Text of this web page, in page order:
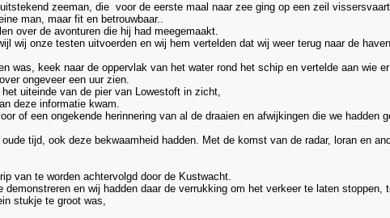
zeeman, die voor de eerste maal naar zee ging op een zeil
man, maar fit en betrouwbaar..
over de avonturen die hij had meegemaakt.
wij onze testen uitvoerden en wij hem vertelden dat wij weer terug naar de
was, keek naar de oppervlak van het water rond het schip en vertelde aan wie
ongeveer een uur zien.
uiteinde van de pier van Lowestoft in zicht,
deze informatie kwam.
of een ongekende herinnering van al de draaien en afwijkingen die we hadden
tijd, ook deze bekwaamheid hadden. Met de komst van de radar, loran en
van te worden achtervolgd door de Kustwacht.
en wij hadden daar de verrukking om het verkeer te laten stoppen,
stukje te groot was,